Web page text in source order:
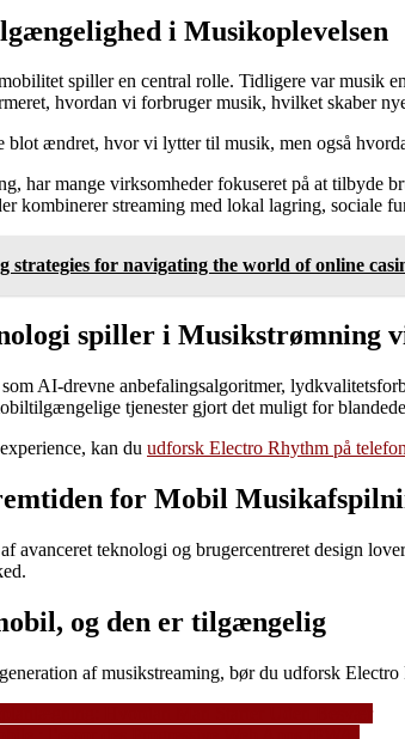
i Musikoplevelsen
spiller en central rolle. Tidligere var musik
hvordan vi forbruger musik, hvilket skaber
blot ændret, hvor vi lytter til musik, men også
har mange virksomheder fokuseret på at tilbyde
kombinerer streaming med lokal lagring, sociale
strategies for navigating the world of online
spiller i Musikstrømning
AI-drevne anbefalingsalgoritmer,
tjenester gjort det muligt for
kan du udforsk Electro Rhythm på
for Mobil
avanceret teknologi og brugercentreret design
og den er tilgængelig
af musikstreaming, bør du udforsk